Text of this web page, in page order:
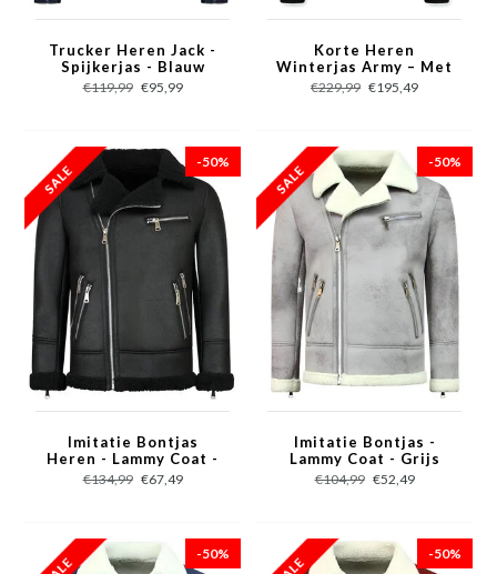
Trucker Heren Jack -
Spijkerjas - Blauw
€119,99 €95,99
Korte Heren
Winterjas Army – Met
Bontkraag – Groen
€229,99 €195,49
-50%
Imitatie Bontjas
Heren - Lammy Coat -
Zwart
€134,99 €67,49
-50%
Imitatie Bontjas -
Lammy Coat - Grijs
€104,99 €52,49
-50% -50%